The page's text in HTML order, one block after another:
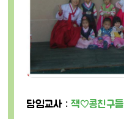
담임교사 :잭♡콩친구들